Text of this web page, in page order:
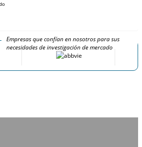
Empresas que confían en nosotros para sus
necesidades de investigación de mercado